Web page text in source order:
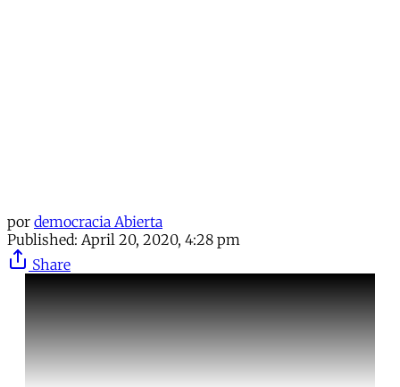
por democracia Abierta
Published: April 20, 2020, 4:28 pm
Share